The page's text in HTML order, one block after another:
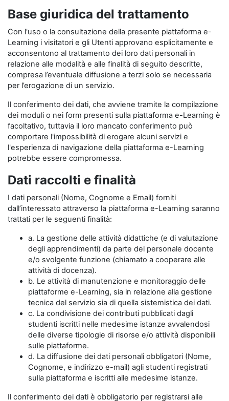
Base giuridica del trattamento
Con l'uso o la consultazione della presente piattaforma e-
Learning i visitatori e gli Utenti approvano esplicitamente e
acconsentono al trattamento dei loro dati personali in
relazione alle modalità e alle finalità di seguito descritte,
compresa l’eventuale diffusione a terzi solo se necessaria
per l’erogazione di un servizio.
Il conferimento dei dati, che avviene tramite la compilazione
dei moduli o nei form presenti sulla piattaforma e-Learning è
facoltativo, tuttavia il loro mancato conferimento può
comportare l'impossibilità di erogare alcuni servizi e
l'esperienza di navigazione della piattaforma e-Learning
potrebbe essere compromessa.
Dati raccolti e finalità
I dati personali (Nome, Cognome e Email) forniti
dall’interessato attraverso la piattaforma e-Learning saranno
trattati per le seguenti finalità:
a. La gestione delle attività didattiche (e di valutazione
degli apprendimenti) da parte del personale docente
e/o svolgente funzione (chiamato a cooperare alle
attività di docenza).
b. Le attività di manutenzione e monitoraggio delle
piattaforme e-Learning, sia in relazione alla gestione
tecnica del servizio sia di quella sistemistica dei dati.
c. La condivisione dei contributi pubblicati dagli
studenti iscritti nelle medesime istanze avvalendosi
delle diverse tipologie di risorse e/o attività disponibili
sulle piattaforme.
d. La diffusione dei dati personali obbligatori (Nome,
Cognome, e indirizzo e-mail) agli studenti registrati
sulla piattaforma e iscritti alle medesime istanze.
Il conferimento dei dati è obbligatorio per registrarsi alle